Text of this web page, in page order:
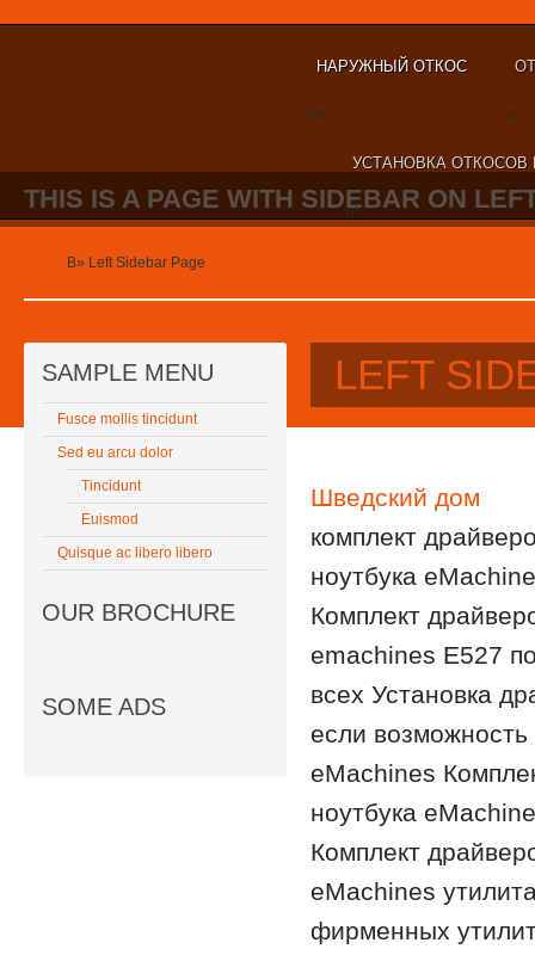
НАРУЖНЫЙ ОТКОС
nt nt
УСТАНОВКА
nt
THIS IS A PAGE WITH SIDEBAR ON
В» Left Sidebar Page
SAMPLE MENU
Fusce mollis tincidunt
Sed eu arcu dolor
Tincidunt
Euismod
Quisque ac libero libero
OUR BROCHURE
SOME ADS
LEFT
Шведский дом
комплект
ноутбука
Комплект
emachines E527
всех Установка
если возможность
eMachines
ноутбука
Комплект
eMachines
фирменных